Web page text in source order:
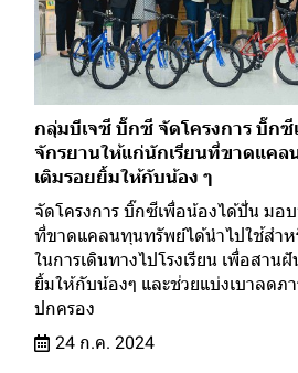
กลุ่มบีเจซี บิ๊กซี จัดโครงการ บิ๊ก
จักรยานให้แก่นักเรียนที่ขาดแคล
เติมรอยยิ้มให้กับน้อง ๆ
จัดโครงการ บิ๊กซีเพื่อน้องได้ปั่น มอ
ที่ขาดแคลนทุนทรัพย์ได้นำไปใช้สำห
ในการเดินทางไปโรงเรียน เพื่อสาน
ยิ้มให้กับน้องๆ และช่วยแบ่งเบาลดภ
ปกครอง
24 ก.ค. 2024